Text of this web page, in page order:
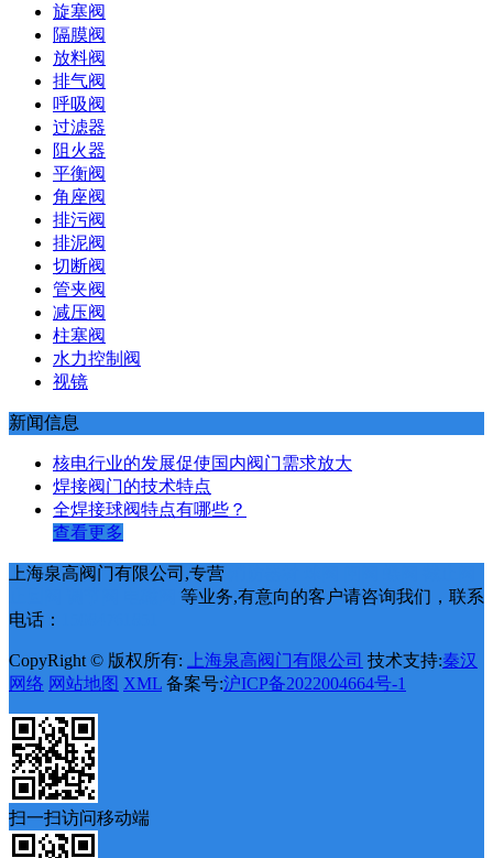
旋塞阀
隔膜阀
放料阀
排气阀
呼吸阀
过滤器
阻火器
平衡阀
角座阀
排污阀
排泥阀
切断阀
管夹阀
减压阀
柱塞阀
水力控制阀
视镜
新闻信息
核电行业的发展促使国内阀门需求放大
焊接阀门的技术特点
全焊接球阀特点有哪些？
查看更多
上海泉高阀门有限公司,专营
等业务,有意向的客户请咨询我们，联系
电话：
CopyRight © 版权所有: 上海泉高阀门有限公司 技术支持:秦汉
网络 网站地图 XML 备案号:沪ICP备2022004664号-1
扫一扫访问移动端